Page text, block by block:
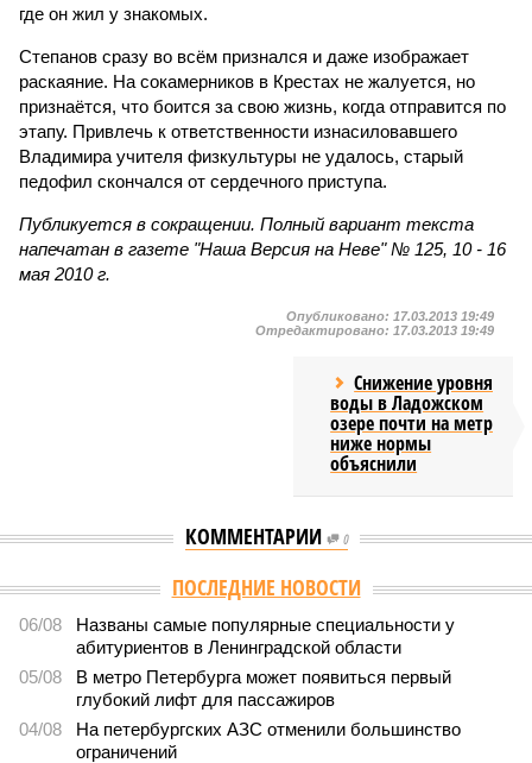
где он жил у знакомых.
Степанов сразу во всём признался и даже изображает
раскаяние. На сокамерников в Крестах не жалуется, но
признаётся, что боится за свою жизнь, когда отправится по
этапу. Привлечь к ответственности изнасиловавшего
Владимира учителя физкультуры не удалось, старый
педофил скончался от сердечного приступа.
Публикуется в сокращении. Полный вариант текста
напечатан в газете "Наша Версия на Неве" № 125, 10 - 16
мая 2010 г.
Опубликовано: 17.03.2013 19:49
Отредактировано: 17.03.2013 19:49
Снижение уровня
воды в Ладожском
озере почти на метр
ниже нормы
объяснили
КОММЕНТАРИИ 0
ПОСЛЕДНИЕ НОВОСТИ
06/08
Названы самые популярные специальности у
абитуриентов в Ленинградской области
05/08
В метро Петербурга может появиться первый
глубокий лифт для пассажиров
04/08
На петербургских АЗС отменили большинство
ограничений